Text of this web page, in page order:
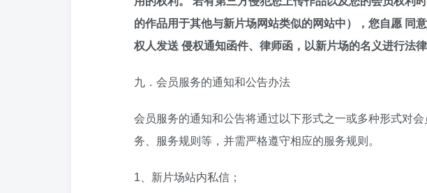
的作品用于其他与新片场网站类似的网站中），您自愿 同
权人发送 侵权通知函件、律师函，以新片场的名义进行法
九．会员服务的通知和公告办法
会员服务的通知和公告将通过以下形式之一或多种形式对
务、服务规则等，并需严格遵守相应的服务规则。
1、新片场站内私信；